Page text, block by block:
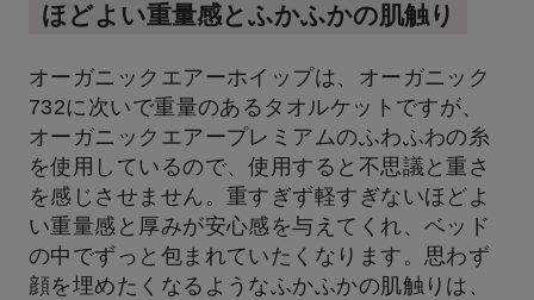
ほどよい重量感とふかふかの肌触り
オーガニックエアーホイップは、オーガニック
732に次いで重量のあるタオルケットですが、
オーガニックエアープレミアムのふわふわの糸
を使用しているので、使用すると不思議と重さ
を感じさせません。重すぎず軽すぎないほどよ
い重量感と厚みが安心感を与えてくれ、ベッド
の中でずっと包まれていたくなります。思わず
顔を埋めたくなるようなふかふかの肌触りは、